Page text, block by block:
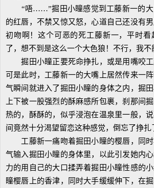
“唔……”掘田小瞳感觉到工藤新一的大
的红唇，不禁又惊又怒，心道自己还没有
初吻啊！这个可恶的死工藤新一，平时看
了，想不到是这么一个大色狼！不行，我不
掘田小瞳正要死命挣扎，或是用嘴咬工
可是此时，工藤新一的大嘴上居然传来一
气瞬间就进入了掘田小瞳的身体之内，掘
上下被一股强烈的酥麻感所包裹，刹那间
热的，酥酥的，似乎浸泡在温泉里一般，
间竟然十分渴望留恋这种感觉，倒忘了挣扎
工藤新一痛吻着掘田小瞳的樱唇，同时
气输入掘田小瞳的身体里，以此引发她内
力的用自己的大口揉弄着掘田小瞳性感的
瞳樱唇上的香津，同时大手缓缓伸下，在